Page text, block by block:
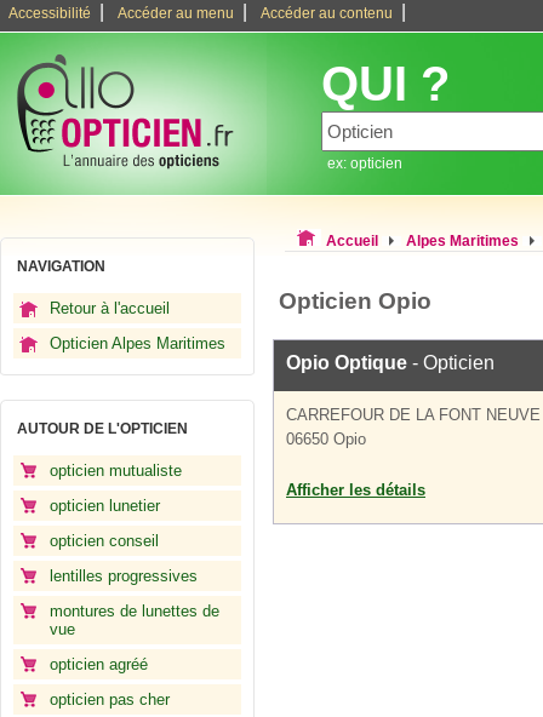
Accessibilité Accéder au menu Accéder au contenu
QUI ?
ex: opticien
NAVIGATION
Retour à l'accueil
Opticien Alpes Maritimes
AUTOUR DE L'OPTICIEN
opticien mutualiste
opticien lunetier
opticien conseil
lentilles progressives
montures de lunettes de
vue
opticien agréé
opticien pas cher
Accueil Alpes Maritimes
Opticien Opio
Opio Optique - Opticien
CARREFOUR DE LA FONT NEUVE
06650 Opio
Afficher les détails